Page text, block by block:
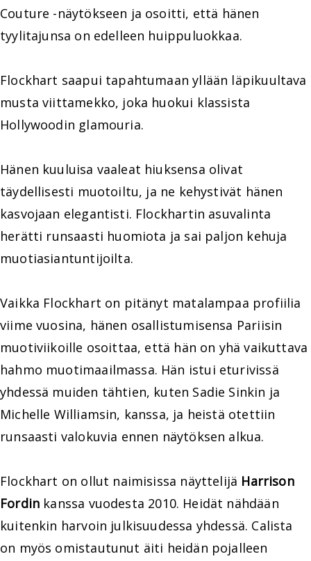
Couture -näytökseen ja osoitti, että hänen
tyylitajunsa on edelleen huippuluokkaa.
Flockhart saapui tapahtumaan yllään läpikuultava
musta viittamekko, joka huokui klassista
Hollywoodin glamouria.
Hänen kuuluisa vaaleat hiuksensa olivat
täydellisesti muotoiltu, ja ne kehystivät hänen
kasvojaan elegantisti. Flockhartin asuvalinta
herätti runsaasti huomiota ja sai paljon kehuja
muotiasiantuntijoilta.
Vaikka Flockhart on pitänyt matalampaa profiilia
viime vuosina, hänen osallistumisensa Pariisin
muotiviikoille osoittaa, että hän on yhä vaikuttava
hahmo muotimaailmassa. Hän istui eturivissä
yhdessä muiden tähtien, kuten Sadie Sinkin ja
Michelle Williamsin, kanssa, ja heistä otettiin
runsaasti valokuvia ennen näytöksen alkua.
Flockhart on ollut naimisissa näyttelijä Harrison
Fordin kanssa vuodesta 2010. Heidät nähdään
kuitenkin harvoin julkisuudessa yhdessä. Calista
on myös omistautunut äiti heidän pojalleen